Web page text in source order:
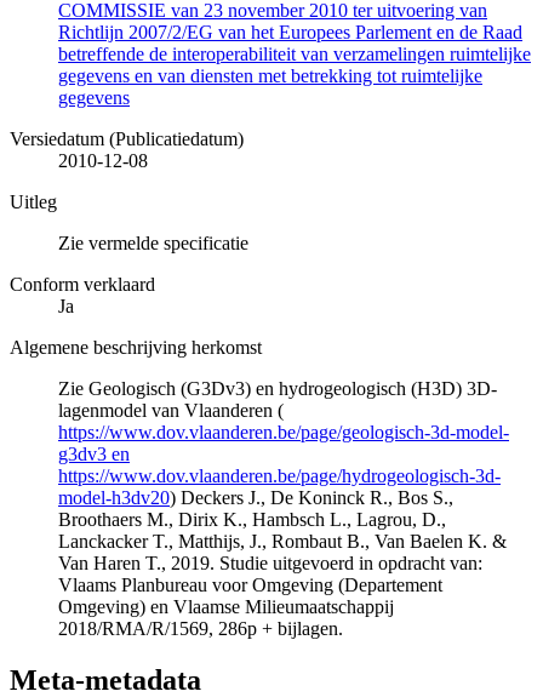
COMMISSIE van 23 november 2010 ter uitvoering van
Richtlijn 2007/2/EG van het Europees Parlement en de Raad
betreffende de interoperabiliteit van verzamelingen ruimtelijke
gegevens en van diensten met betrekking tot ruimtelijke
gegevens
Versiedatum (Publicatiedatum)
2010-12-08
Uitleg
Zie vermelde specificatie
Conform verklaard
Ja
Algemene beschrijving herkomst
Zie Geologisch (G3Dv3) en hydrogeologisch (H3D) 3D-
lagenmodel van Vlaanderen (
https://www.dov.vlaanderen.be/page/geologisch-3d-model-
g3dv3 en
https://www.dov.vlaanderen.be/page/hydrogeologisch-3d-
model-h3dv20) Deckers J., De Koninck R., Bos S.,
Broothaers M., Dirix K., Hambsch L., Lagrou, D.,
Lanckacker T., Matthijs, J., Rombaut B., Van Baelen K. &
Van Haren T., 2019. Studie uitgevoerd in opdracht van:
Vlaams Planbureau voor Omgeving (Departement
Omgeving) en Vlaamse Milieumaatschappij
2018/RMA/R/1569, 286p + bijlagen.
Meta-metadata